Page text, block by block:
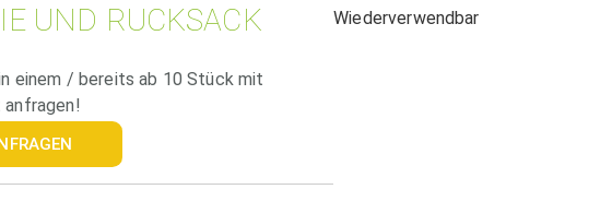
UND RUCKSACK
einem / bereits ab 10 Stück mit
Wiederverwendbar